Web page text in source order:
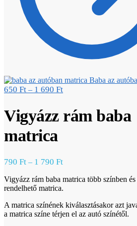
Baba az
650 Ft – 1 690 Ft
Vigyázz rám baba
matrica
790 Ft – 1 790 Ft
Vigyázz rám baba matrica több színben és
rendelhető matrica.
A matrica színének kiválasztásakor azt
a matrica színe térjen el az autó színétől.